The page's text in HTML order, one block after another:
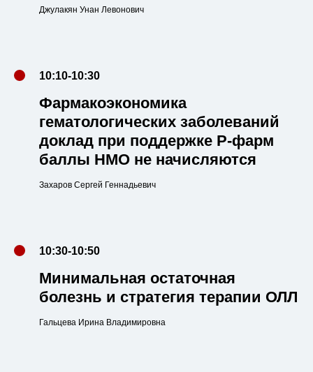
Джулакян Унан Левонович
10:10-10:30
Фармакоэкономика
гематологических заболеваний
доклад при поддержке Р-фарм
баллы НМО не начисляются
Захаров Сергей Геннадьевич
10:30-10:50
Минимальная остаточная
болезнь и стратегия терапии ОЛЛ
Гальцева Ирина Владимировна